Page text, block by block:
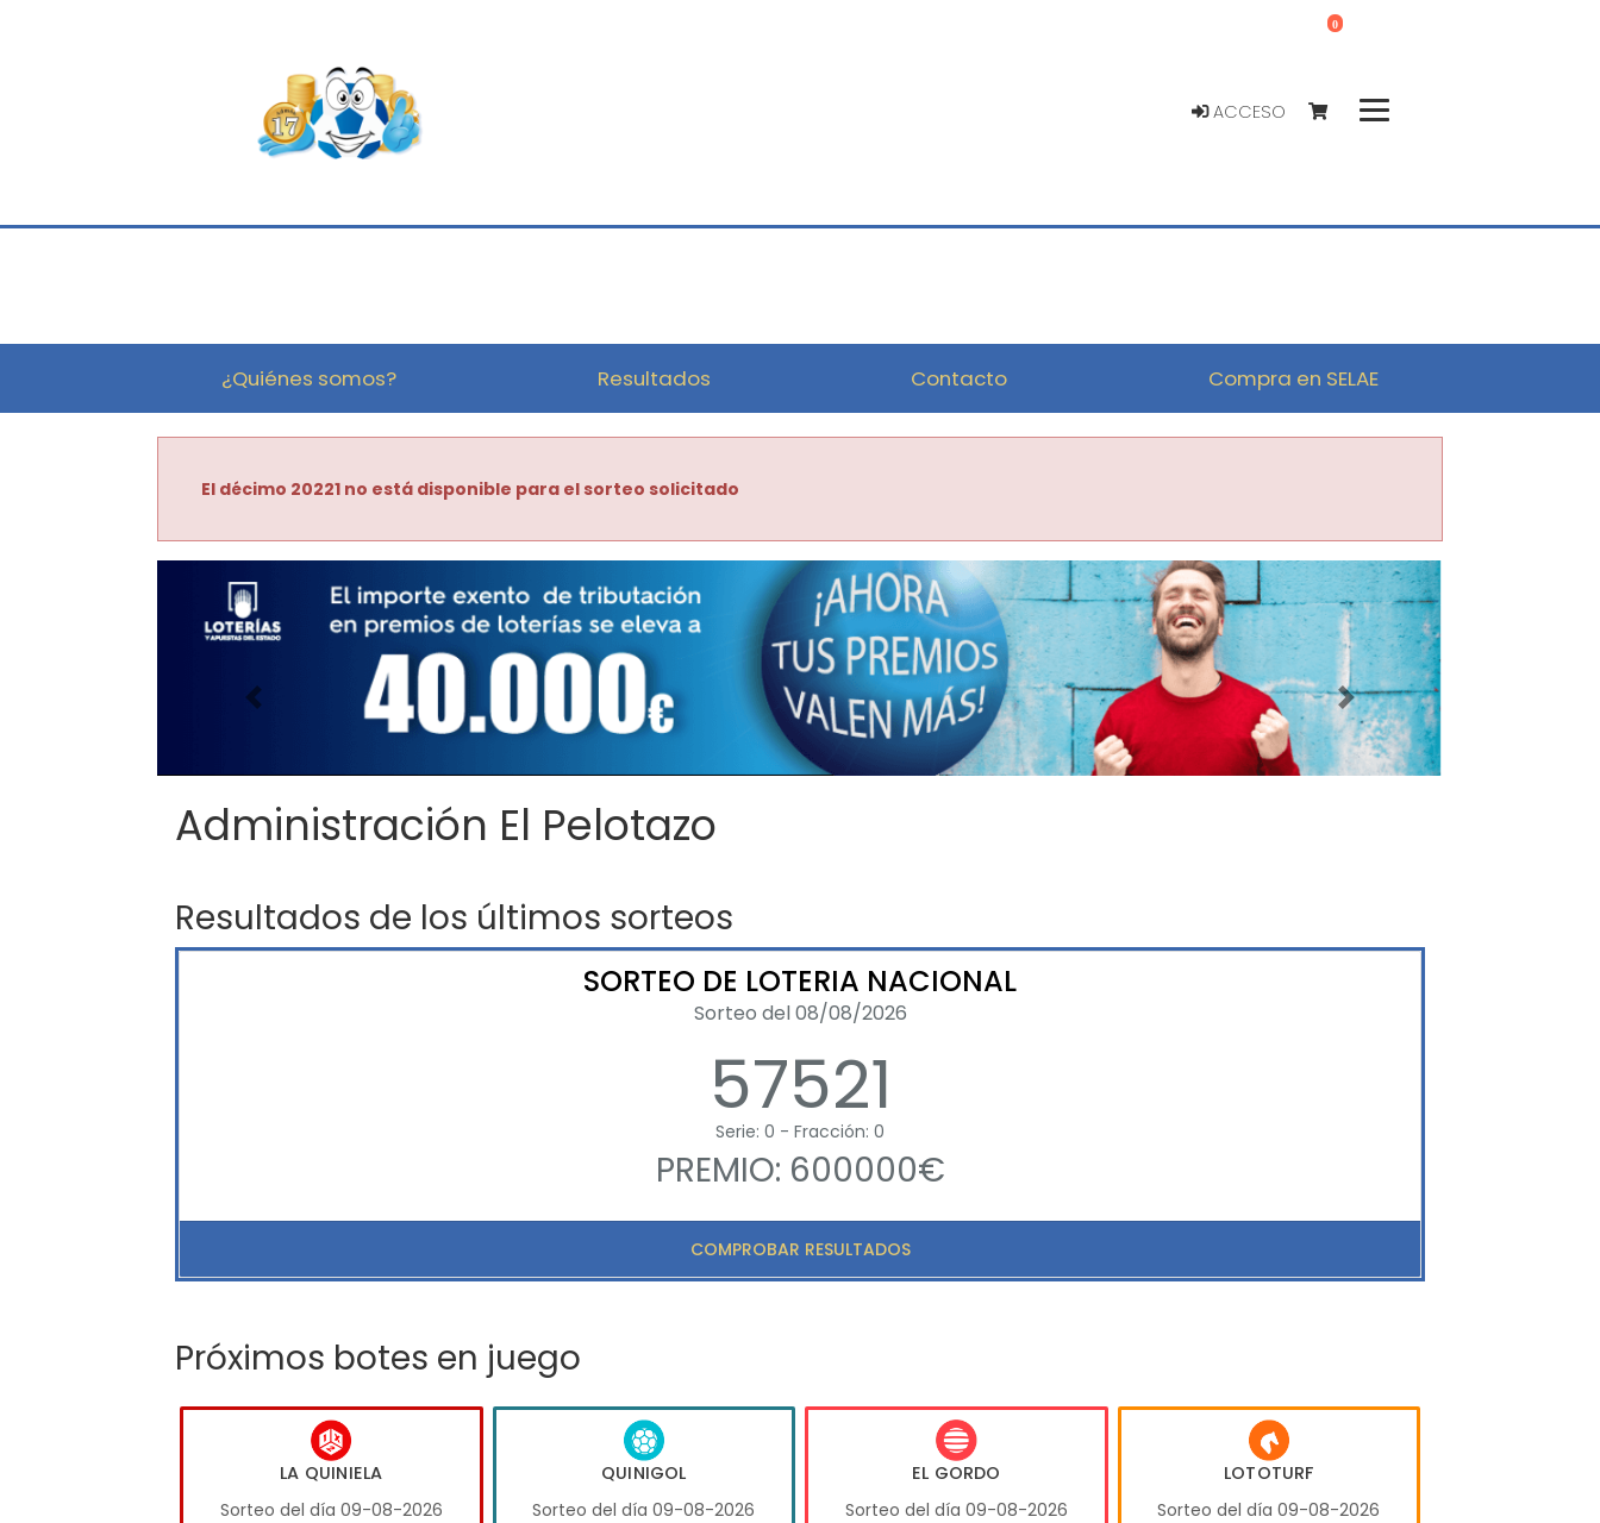
ACCESO
0
¿Quiénes somos? Resultados Contacto Compra en SELAE
El décimo 20221 no está disponible para el sorteo solicitado
Imagen anterior Imagen siguiente
Administración El Pelotazo
Resultados de los últimos sorteos
SORTEO DE LOTERIA NACIONAL
Sorteo del 08/08/2026
57521
Serie: 0 - Fracción: 0
PREMIO: 600000€
COMPROBAR RESULTADOS
Próximos botes en juego
LA QUINIELA
Sorteo del día 09-08-2026
QUINIGOL
Sorteo del día 09-08-2026
EL GORDO
Sorteo del día 09-08-2026
LOTOTURF
Sorteo del día 09-08-2026